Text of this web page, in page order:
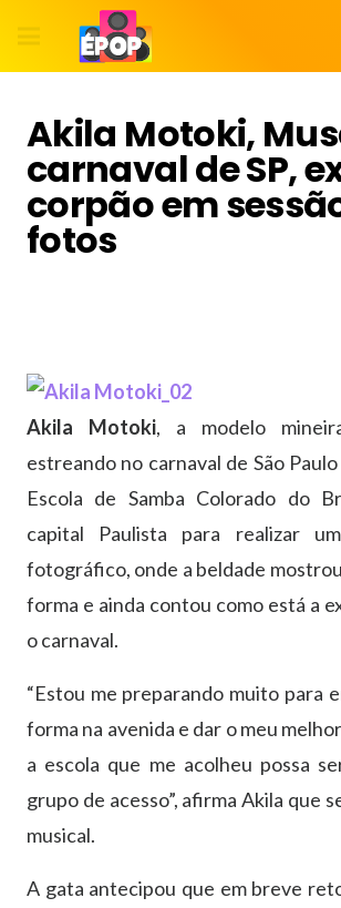
Akila Motoki,
carnaval de SP,
corpão em
fotos
Akila Motoki, a modelo
estreando no carnaval de São
Escola de Samba Colorado do
capital Paulista para realizar
fotográfico, onde a beldade
forma e ainda contou como está a
o carnaval.
“Estou me preparando muito para
forma na avenida e dar o meu
a escola que me acolheu possa
grupo de acesso”, afirma Akila que
musical.
A gata antecipou que em breve